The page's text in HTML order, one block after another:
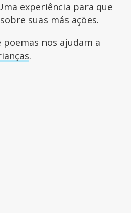
experiência para que
suas más ações.
nos ajudam a
.